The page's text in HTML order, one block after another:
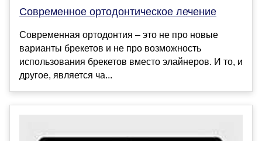
Современное ортодонтическое лечение
Современная ортодонтия – это не про новые
варианты брекетов и не про возможность
использования брекетов вместо элайнеров. И то, и
другое, является ча...